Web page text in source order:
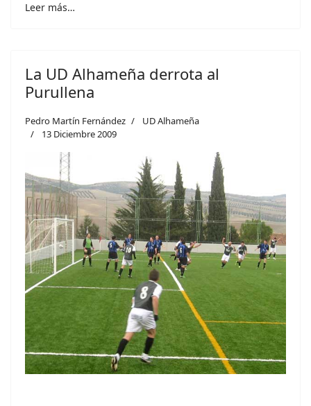
Leer más…
La UD Alhameña derrota al
Purullena
Pedro Martín Fernández
UD Alhameña
13 Diciembre 2009